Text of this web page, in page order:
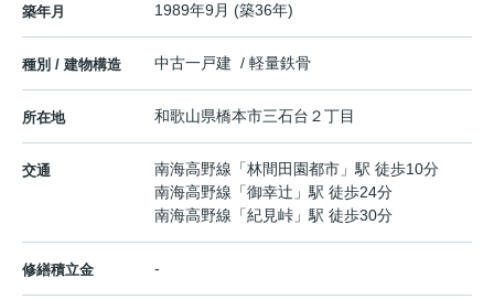
築年月 1989年9月 (築36年)
種別 / 建物構造 中古一戸建 / 軽量鉄骨
所在地 和歌山県橋本市三石台 ２丁目
交通 南海高野線 「林間田園都市 」駅 徒歩10分
南海高野線 「御幸辻 」駅 徒歩24分
南海高野線 「紀見峠 」駅 徒歩30分
修繕積立金 -